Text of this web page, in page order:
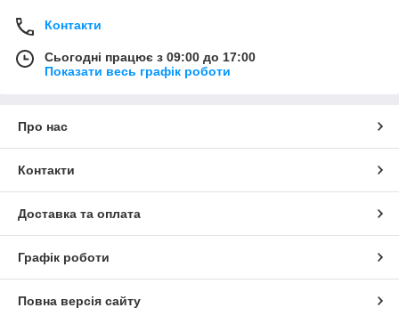
Контакти
Сьогодні працює з 09:00 до 17:00
Показати весь графік роботи
Про нас
Контакти
Доставка та оплата
Графік роботи
Повна версія сайту